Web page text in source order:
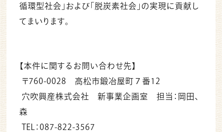
循環型社会」および「脱炭素社会」の実現に貢献し
てまいります。
【本件に関するお問い合わせ先】
〒760-0028 高松市鍛冶屋町７番12
穴吹興産株式会社 新事業企画室担当：岡田、
森
TEL：087-822-3567